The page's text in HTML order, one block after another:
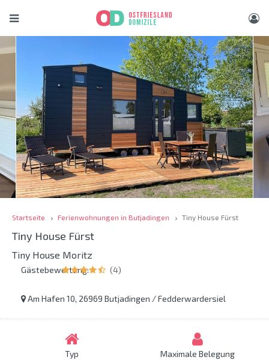
Startseite Ferienwohnungen in Butjadingen Tiny House Fürst
Tiny House Fürst
Tiny House Moritz
Gästebewertung: (4)
Am Hafen 10, 26969 Butjadingen / Fedderwardersiel
Typ
Maximale Belegung